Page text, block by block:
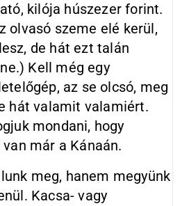
kilója húszezer forint.
olvasó szeme elé kerül,
de hát ezt talán
Kell még egy
az se olcsó, meg
hát valamit valamiért.
mondani, hogy
már a Kánaán.
meg, hanem megyünk
Kacsa- vagy